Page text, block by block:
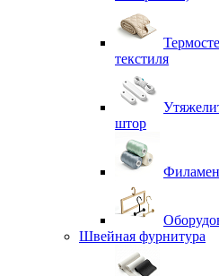
текстиля
штор
Швейная фурнитура